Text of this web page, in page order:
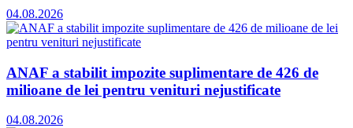
04.08.2026
ANAF a stabilit impozite suplimentare de 426 de
milioane de lei pentru venituri nejustificate
04.08.2026